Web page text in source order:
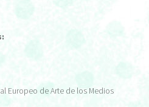
Europeo de Arte de los Medios